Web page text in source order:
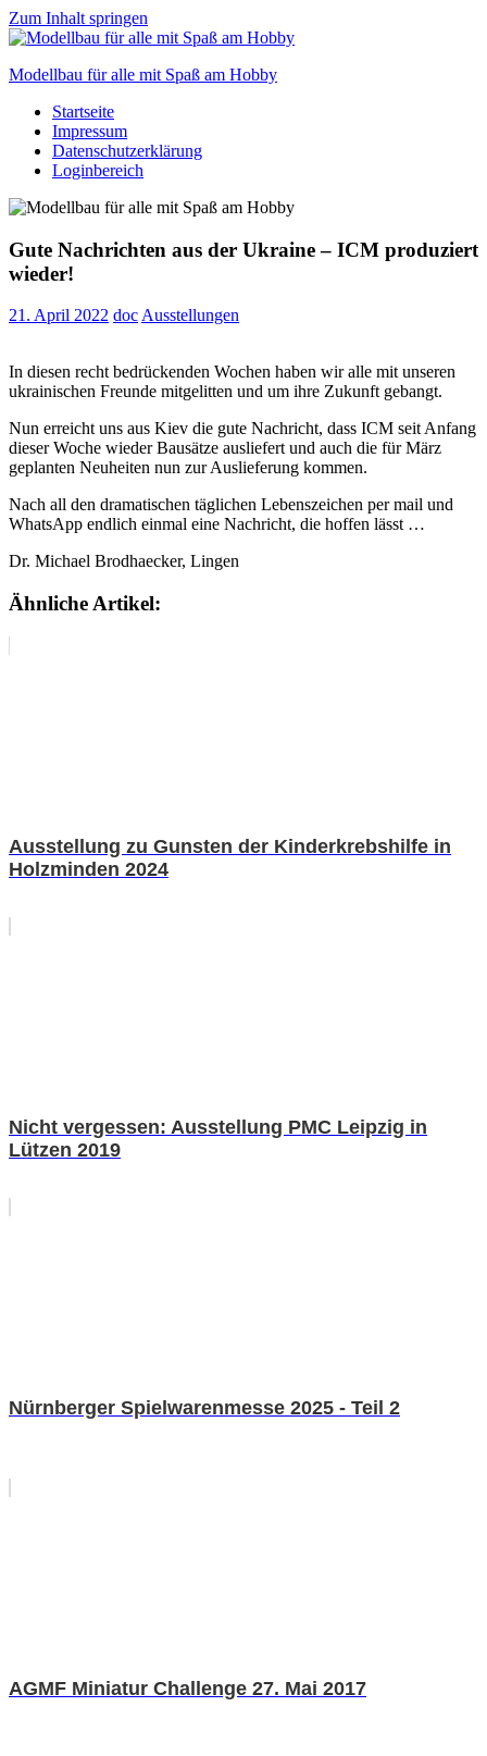
Zum Inhalt springen
Modellbau für alle mit Spaß am Hobby
Scale
modelling
to
Startseite
Impressum
Datenschutzerklärung
Loginbereich
Gute Nachrichten aus der Ukraine – ICM produziert
wieder!
21. April 2022 docAusstellungen
In diesen recht bedrückenden Wochen haben wir alle mit unseren
ukrainischen Freunde mitgelitten und um ihre Zukunft gebangt.
Nun erreicht uns aus Kiev die gute Nachricht, dass ICM seit Anfang
dieser Woche wieder Bausätze ausliefert und auch die für März
geplanten Neuheiten nun zur Auslieferung kommen.
Nach all den dramatischen täglichen Lebenszeichen per mail und
WhatsApp endlich einmal eine Nachricht, die hoffen lässt …
Dr. Michael Brodhaecker, Lingen
Ähnliche Artikel:
Ausstellung zu Gunsten der Kinderkrebshilfe in
Holzminden 2024
Nicht vergessen: Ausstellung PMC Leipzig in
Lützen 2019
Nürnberger Spielwarenmesse 2025 - Teil 2
AGMF Miniatur Challenge 27. Mai 2017